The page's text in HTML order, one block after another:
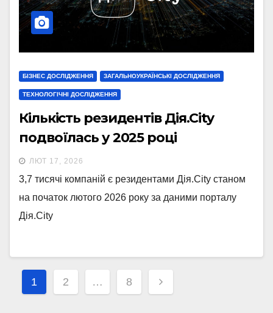
БІЗНЕС ДОСЛІДЖЕННЯ ЗАГАЛЬНОУКРАЇНСЬКІ ДОСЛІДЖЕННЯ
ТЕХНОЛОГІЧНІ ДОСЛІДЖЕННЯ
Кількість резидентів Дія.City
подвоїлась у 2025 році
ЛЮТ 17, 2026
3,7 тисячі компаній є резидентами Дія.City станом
на початок лютого 2026 року за даними порталу
Дія.City
Навігація
записів
1 2 … 8